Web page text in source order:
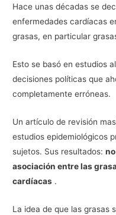
Hace unas décadas se
enfermedades cardíacas
grasas, en particular
Esto se basó en estudios
decisiones políticas que
completamente erróneas.
Un artículo de revisión
estudios epidemiológicos
sujetos. Sus resultados:
asociación entre las
cardíacas .
La idea de que las grasas